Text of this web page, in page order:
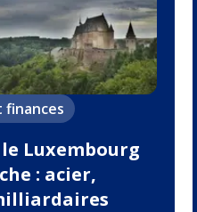
finances
Luxembourg
: acier,